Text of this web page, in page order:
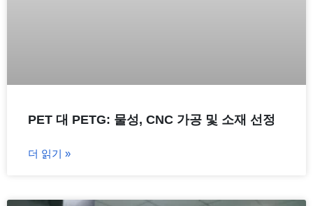
PET 대 PETG: 물성, CNC 가공 및 소재 선정
더 읽기 »